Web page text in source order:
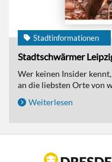
Stadtinformationen
Stadtschwärmer
Wer keinen Insider
an die liebsten Orte von
Weiterlesen